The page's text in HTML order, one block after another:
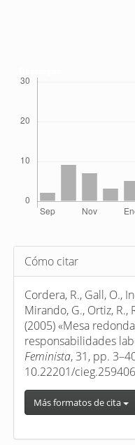
Detalles
del
artículo
Cómo citar
Cordera, R., Gall, O.,
Mirando, G., Ortiz, R.,
(2005) «Mesa
responsabilidades
Feminista, 31, pp.
10.22201/
Más formatos de cita